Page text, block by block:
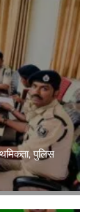
पुलिस